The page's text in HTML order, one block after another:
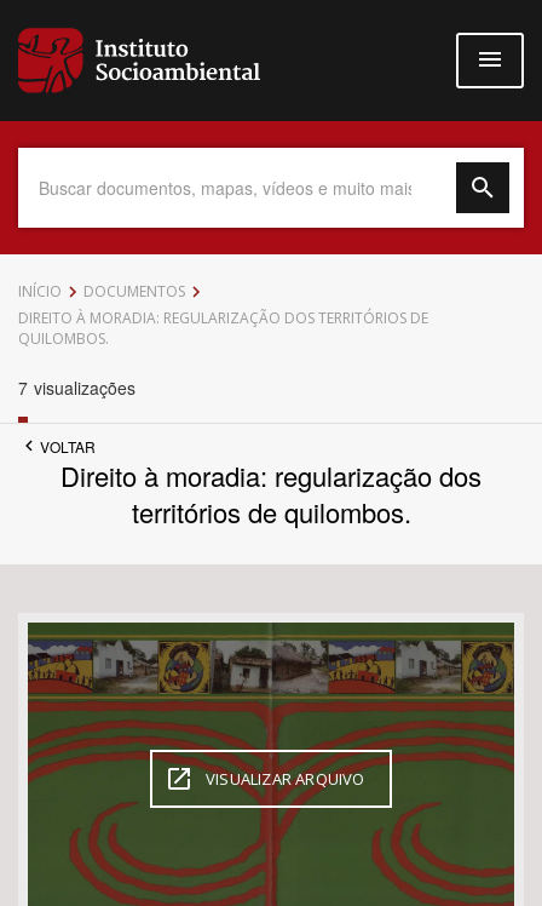
para
conteúdo
Data do Documento
Tema
Subtema
Área de Levantamento
Área Protegida
INÍCIO
DOCUMENTOS
DIREITO À MORADIA: REGULARIZAÇÃO DOS TERRITÓRIOS DE
QUILOMBOS.
7 visualizações
VOLTAR
Direito à moradia: regularização dos
territórios de quilombos.
VISUALIZAR ARQUIVO